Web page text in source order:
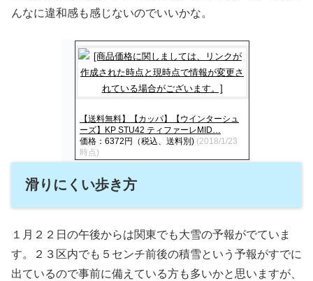
んなに違和感も感じないのでいいかな。
【送料無料】【カッパ】【ウインターシュ
ーズ】KP STU42 ティファーレMID…
価格：6372円（税込、送料別) (2018/1/23
時点)
滑りにくい歩き方
１月２２日の午後からは関東でも大雪の予報がでていま
す。２３区内でも５センチ前後の積雪という予報がすでに
出ているので事前に備えている方も多いかと思いますが、